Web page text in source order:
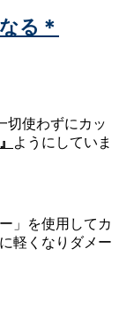
る＊
切使わずにカッ
ようにしていま
」を使用してカ
軽くなりダメー